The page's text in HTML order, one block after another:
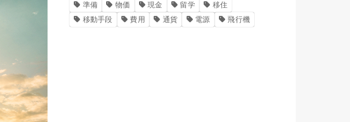
準備
物価 現金 留学
移住
移動手段
費用 通貨 電源 飛行機